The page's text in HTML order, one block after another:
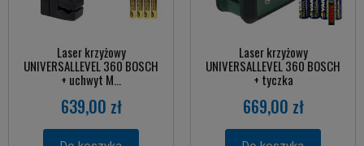
Laser krzyżowy
UNIVERSALLEVEL 360 BOSCH
+ uchwyt M...
639,00 zł
Laser krzyżowy
UNIVERSALLEVEL 360 BOSCH
+ tyczka
669,00 zł